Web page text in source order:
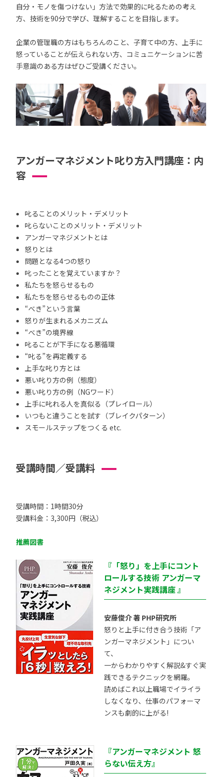
自分・モノを傷つけない」方法で効果的に叱るための考え
方、技術を90分で学び、理解することを目指します。
企業の管理職の方はもちろんのこと、子育て中の方、上手に
怒っていることが伝えられない方、コミュニケーションに苦
手意識のある方はぜひご受講ください。
アンガーマネジメント叱り方入門講座：内
容
叱ることのメリット・デメリット
叱らないことのメリット・デメリット
アンガーマネジメントとは
怒りとは
問題となる4つの怒り
叱ったことを覚えていますか？
私たちを怒らせるもの
私たちを怒らせるものの正体
“べき”という言葉
怒りが生まれるメカニズム
“べき”の境界線
叱ることが下手になる悪循環
“叱る”を再定義する
上手な叱り方とは
悪い叱り方の例（態度）
悪い叱り方の例（NGワード）
上手に叱れる人を真似る（プレイロール）
いつもと違うことを試す（ブレイクパターン）
スモールステップをつくる etc.
受講時間／受講料
受講時間：1時間30分
受講料金：3,300円（税込）
推薦図書
『「怒り」を上手にコント
ロールする技術 アンガーマ
ネジメント実践講座 』
安藤俊介 著 PHP研究所
怒りと上手に付き合う技術「ア
ンガーマネジメント」につい
て、
一からわかりやすく解説&すぐ実
践できるテクニックを網羅。
読めばこれ以上職場でイライラ
しなくなり、仕事のパフォーマ
ンスも劇的に上がる!
『アンガーマネジメント 怒
らない伝え方』